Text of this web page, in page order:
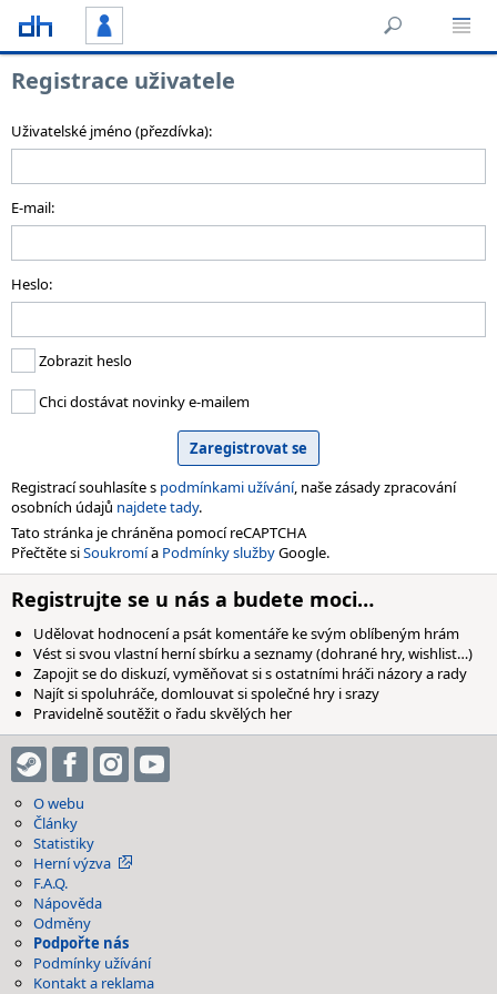
Registrace uživatele
Uživatelské jméno (přezdívka):
E-mail:
Heslo:
Zobrazit heslo
Chci dostávat novinky e-mailem
Registrací souhlasíte s podmínkami užívání, naše zásady zpracování
osobních údajů najdete tady.
Tato stránka je chráněna pomocí reCAPTCHA
Přečtěte siSoukromía Podmínky službyGoogle.
Registrujte se u nás a budete moci…
Udělovat hodnocení a psát komentáře ke svým oblíbeným hrám
Vést si svou vlastní herní sbírku a seznamy (dohrané hry, wishlist…)
Zapojit se do diskuzí, vyměňovat si s ostatními hráči názory a rady
Najít si spoluhráče, domlouvat si společné hry i srazy
Pravidelně soutěžit o řadu skvělých her
O webu
Články
Statistiky
Herní výzva
F.A.Q.
Nápověda
Odměny
Podpořte nás
Podmínky užívání
Kontakt a reklama